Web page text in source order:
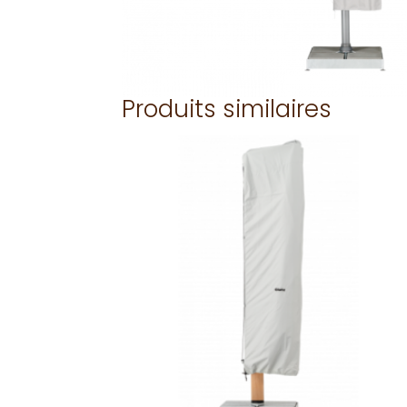
Produits similaires